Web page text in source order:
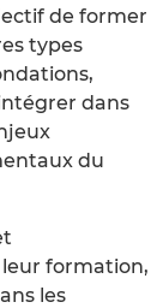
de former
types
dans
du
formation,
les